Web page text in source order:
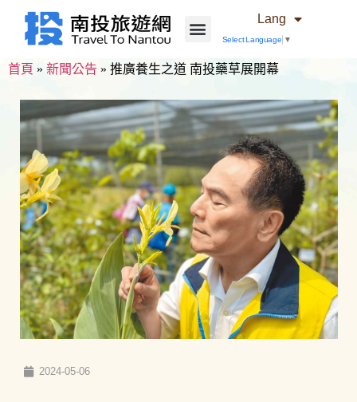
Lang
Select Language ▼
首頁 » 新聞公告 » 推廣養生之道 南投藥草展開幕
2024-05-06